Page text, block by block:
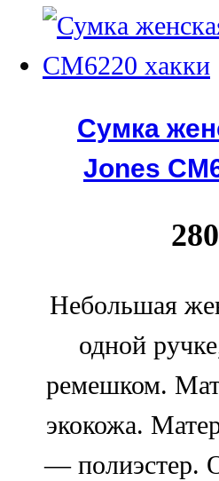
Сумка
Jones
Небольшая
одной
ремешком.
экокожа.
— полиэстер.